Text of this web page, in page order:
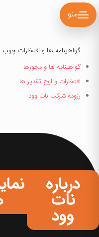
منو
گواهینامه ها و افتخارات
گواهینامه ها و مجوزها
افتخارات و لوح تقدیر ها
رزومه شرکت نات وود
درباره
نات
وود